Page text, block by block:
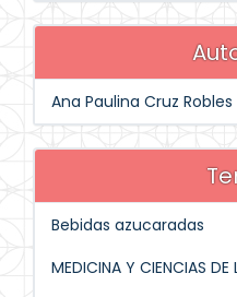
Ana Paulina Cruz Robles
Bebidas azucaradas
MEDICINA Y CIENCIAS DE